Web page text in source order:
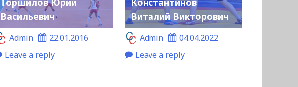
Торшилов Юрий
Васильевич
Admin
22.01.2016
Leave a reply
Константинов
Виталий Викторович
Admin
04.04.2022
Leave a reply